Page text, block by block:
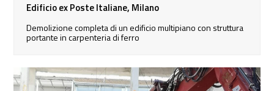
Edificio ex Poste Italiane, Milano
Demolizione completa di un edificio multipiano con struttura
portante in carpenteria di ferro